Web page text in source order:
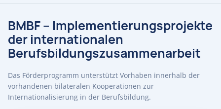
BMBF – Implementierungsprojekte
der internationalen
Berufsbildungszusammenarbeit
Das Förderprogramm unterstützt Vorhaben innerhalb der
vorhandenen bilateralen Kooperationen zur
Internationalisierung in der Berufsbildung.